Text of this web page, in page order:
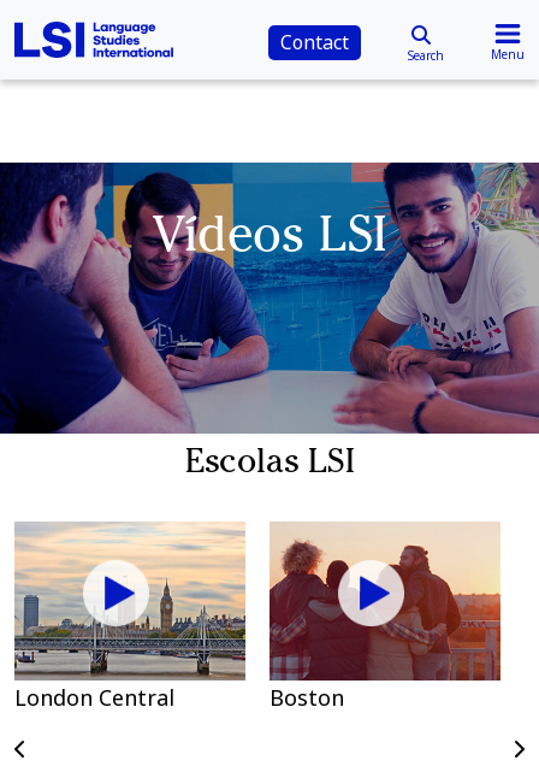
Contact Search Menu
Vídeos LSI
Escolas LSI
London Central Boston